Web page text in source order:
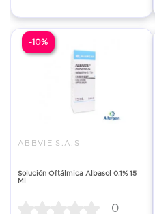
ABBVIE S.A.S
Solución Oftálmica Albasol 0,1% 15
Ml
0
-10%